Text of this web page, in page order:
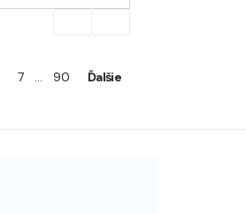
7 90 Ďalšie